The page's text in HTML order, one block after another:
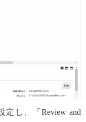
し、「Review and